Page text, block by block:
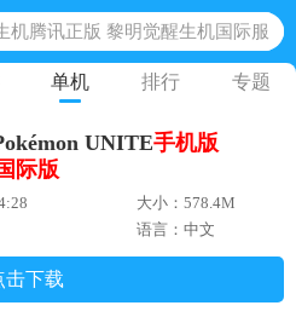
机腾讯正版 黎明觉醒生机国际服
载 蛋仔派对体验服
传奇 正版奥特曼游戏
验服国际服 地铁跑酷体验服版本
游正版 点亮星空共庆周年
单机 排行 专题
UNITE手机版
际版
大小：578.4M
语言：中文
击下载